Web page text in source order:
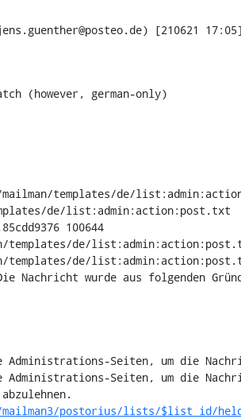
[210621
(however, german-only)
templates/de/
de/list:admin:action:post.txt
100644
templates/de/
templates/de/
Die Nachricht wurde aus folgenden
Administrations-Seiten, um die
Administrations-Seiten, um die
postorius/lists/$list_id/